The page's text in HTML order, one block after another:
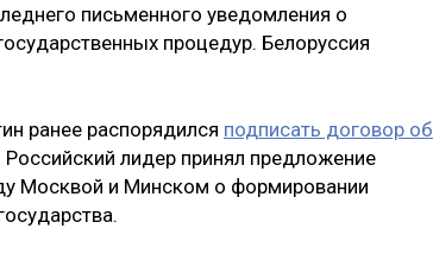
письменного уведомления о
процедур. Белоруссия
ранее распорядился подписать договор об
Российский лидер принял предложение
Москвой и Минском о формировании